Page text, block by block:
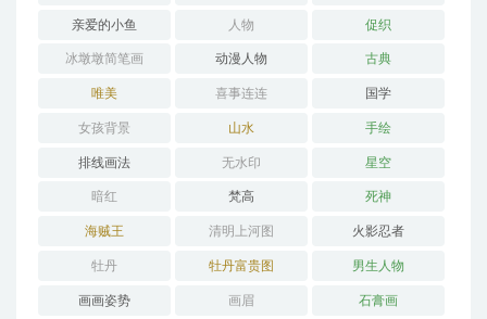
亲爱的小鱼 人物 促织
冰墩墩简笔画 动漫人物 古典
唯美 喜事连连 国学
女孩背景 山水 手绘
排线画法 无水印 星空
暗红 梵高 死神
海贼王 清明上河图 火影忍者
牡丹 牡丹富贵图 男生人物
画画姿势 画眉 石膏画